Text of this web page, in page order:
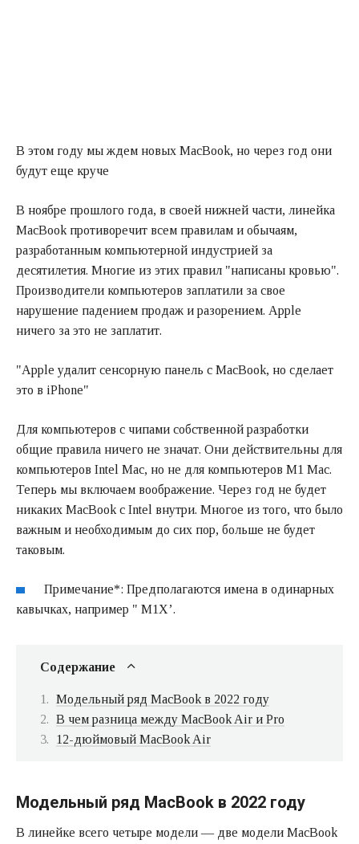
В этом году мы ждем новых MacBook, но через год они
будут еще круче
В ноябре прошлого года, в своей нижней части, линейка
MacBook противоречит всем правилам и обычаям,
разработанным компьютерной индустрией за
десятилетия. Многие из этих правил "написаны кровью".
Производители компьютеров заплатили за свое
нарушение падением продаж и разорением. Apple
ничего за это не заплатит.
"Apple удалит сенсорную панель с MacBook, но сделает
это в iPhone"
Для компьютеров с чипами собственной разработки
общие правила ничего не значат. Они действительны для
компьютеров Intel Mac, но не для компьютеров M1 Mac.
Теперь мы включаем воображение. Через год не будет
никаких MacBook с Intel внутри. Многое из того, что было
важным и необходимым до сих пор, больше не будет
таковым.
Примечание*: Предполагаются имена в одинарных
кавычках, например " M1X’.
Содержание
Модельный ряд MacBook в 2022 году
В чем разница между MacBook Air и Pro
12-дюймовый MacBook Air
Модельный ряд MacBook в 2022 году
В линейке всего четыре модели — две модели MacBook